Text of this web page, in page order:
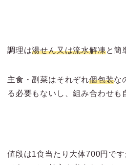
調理は湯せん又は流水解凍と簡
主食・副菜はそれぞれ個包装な
る必要もないし、組み合わせも
値段は1食当たり大体700円で